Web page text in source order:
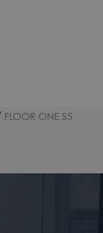
FLOOR ONE S5